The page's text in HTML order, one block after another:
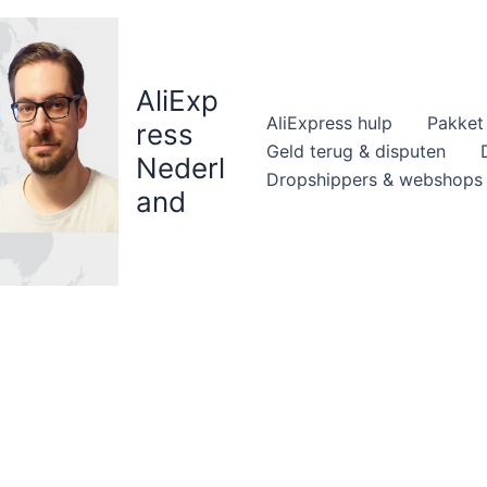
AliExp
ress
Nederl
and
AliExpress hulp
Geld terug & disputen
Dropshippers & webshops